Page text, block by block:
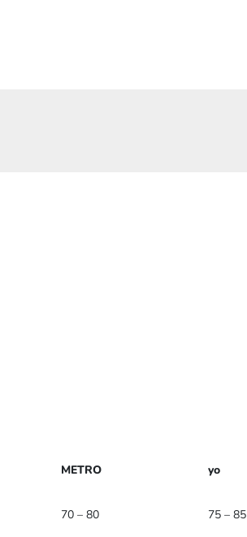
METRO yo
70 – 80 75 – 85